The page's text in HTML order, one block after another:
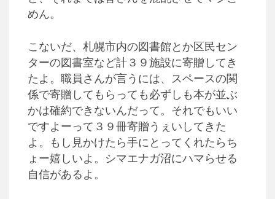
めん。
こないだ、札幌市内の図書館とか区民セン
ターの図書室など計３９施設に寄贈してき
たよ。職員さんが言うには、スペースの関
係で寄贈してもらっても必ずしも本が並ぶ
かは確約できないんだって。それでもいい
ですよーって３９冊寄贈うぇいしてきた
よ。もし見かけたら手にとってくれたらち
ょー嬉しいよ。シマエナガ沼にハマらせる
自信があるよ。